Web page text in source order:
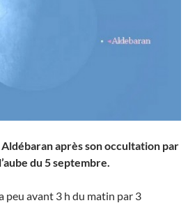
après son occultation par
du 5 septembre.
peu avant 3 h du matin par 3